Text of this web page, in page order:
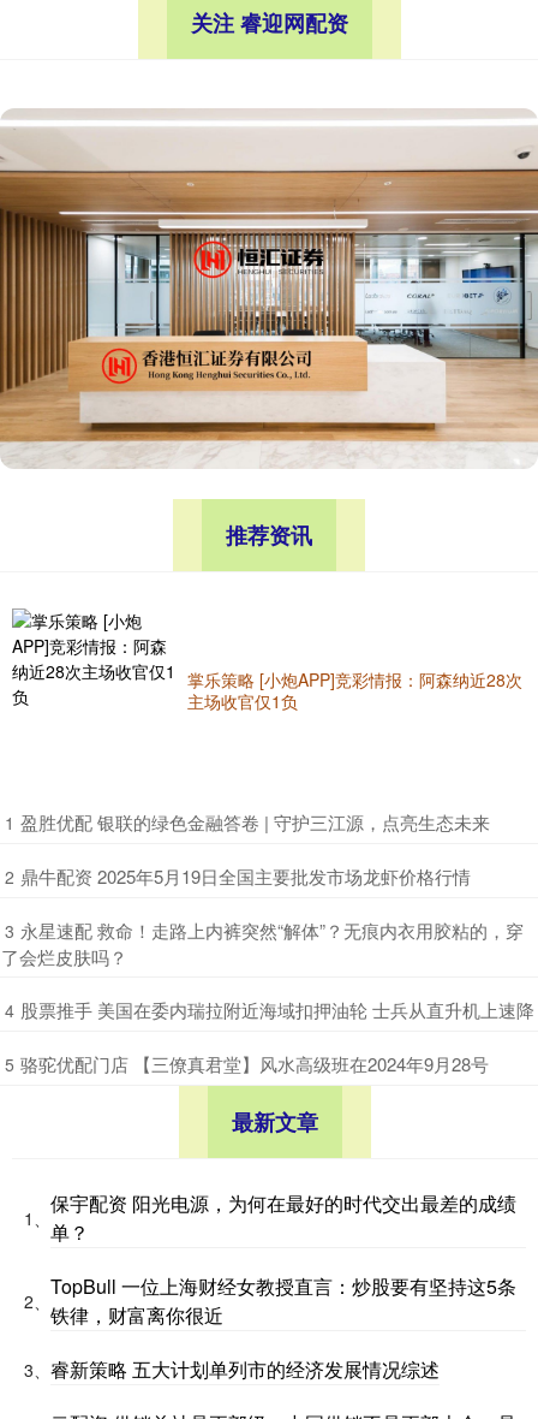
关注 睿迎网配资
推荐资讯
掌乐策略 [小炮APP]竞彩情报：阿森纳近28次
主场收官仅1负
1 ​盈胜优配 银联的绿色金融答卷 | 守护三江源，点亮生态未来
2 ​鼎牛配资 2025年5月19日全国主要批发市场龙虾价格行情
3 ​永星速配 救命！走路上内裤突然“解体”？无痕内衣用胶粘的，穿
了会烂皮肤吗？
4 ​股票推手 美国在委内瑞拉附近海域扣押油轮 士兵从直升机上速降
5 ​骆驼优配门店 【三僚真君堂】风水高级班在2024年9月28号
最新文章
1、
保宇配资 阳光电源，为何在最好的时代交出最差的成绩
单？
2、
TopBull 一位上海财经女教授直言：炒股要有坚持这5条
铁律，财富离你很近
3、 睿新策略 五大计划单列市的经济发展情况综述